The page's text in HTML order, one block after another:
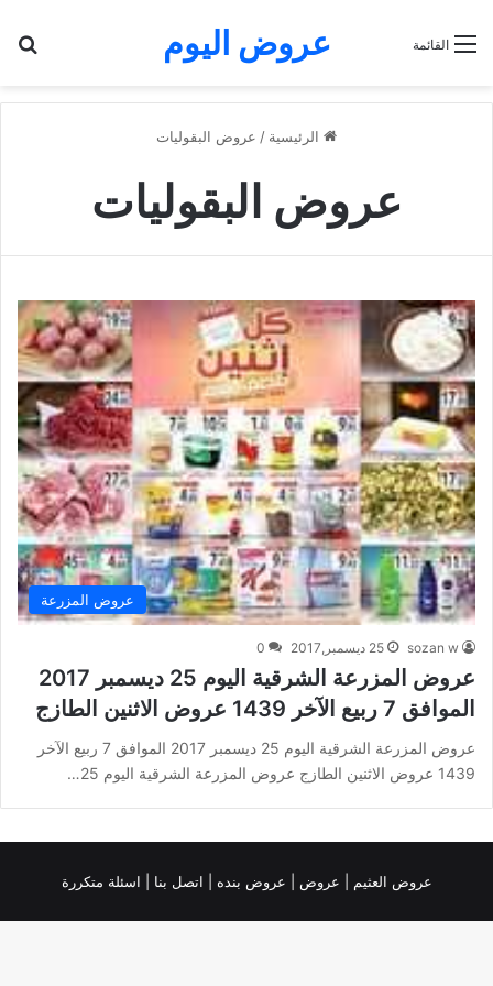
عروض اليوم القائمة
الرئيسية / عروض البقوليات
عروض البقوليات
عروض المزرعة
sozan w 25 ديسمبر,2017 0
عروض المزرعة الشرقية اليوم 25 ديسمبر 2017
الموافق 7 ربيع الآخر 1439 عروض الاثنين الطازج
عروض المزرعة الشرقية اليوم 25 ديسمبر 2017 الموافق 7 ربيع الآخر
1439 عروض الاثنين الطازج عروض المزرعة الشرقية اليوم 25…
عروض العثيم عروض عروض بنده | اتصل بنا | اسئلة متكررة